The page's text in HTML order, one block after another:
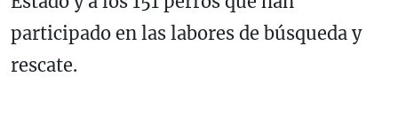
participado en las labores de búsqueda y
rescate.